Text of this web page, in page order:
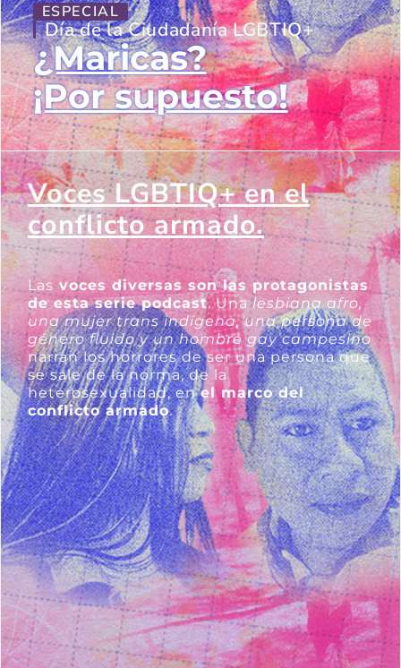
ESPECIAL
Día de la Ciudadanía LGBTIQ+
¿Maricas?
¡Por supuesto!
Voces LGBTIQ+ en el
conflicto armado.
Lasvoces diversas son las protagonistas
de esta serie podcast. Unalesbiana afro,
una mujer trans indígena, una persona de
género fluido y un hombre gay campesino
narran los horrores de ser una persona que
se sale de la norma, de la
heterosexualidad, enel marco del
conflicto armado.